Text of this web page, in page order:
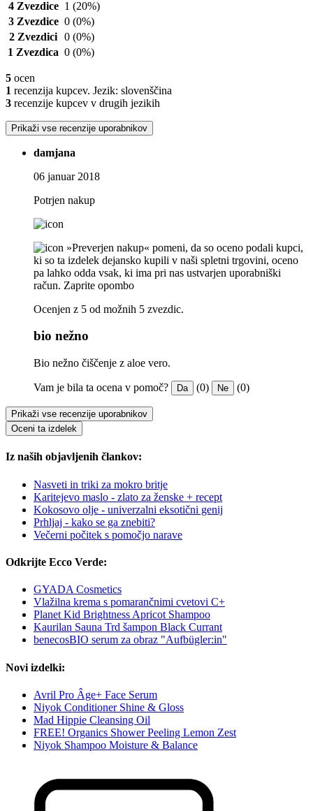
4 Zvezdice 1 (20%)
3 Zvezdice 0 (0%)
2 Zvezdici 0 (0%)
1 Zvezdica 0 (0%)
5 ocen
1 recenzija kupcev. Jezik: slovenščina
3 recenzije kupcev v drugih jezikih
Prikaži vse recenzije uporabnikov
damjana
06 januar 2018
Potrjen nakup
»Preverjen nakup« pomeni, da so oceno podali kupci,
ki so ta izdelek dejansko kupili v naši spletni trgovini, oceno
pa lahko odda vsak, ki ima pri nas ustvarjen uporabniški
račun. Zaprite opombo
Ocenjen z 5 od možnih 5 zvezdic.
bio nežno
Bio nežno čiščenje z aloe vero.
Vam je bila ta ocena v pomoč? Da (0) Ne (0)
Prikaži vse recenzije uporabnikov
Oceni ta izdelek
Iz naših objavljenih člankov:
Nasveti in triki za mokro britje
Karitejevo maslo - zlato za ženske + recept
Kokosovo olje - univerzalni eksotični genij
Prhljaj - kako se ga znebiti?
Večerni počitek s pomočjo narave
Odkrijte Ecco Verde:
GYADA Cosmetics
Vlažilna krema s pomarančnimi cvetovi C+
Planet Kid Brightness Apricot Shampoo
Kaurilan Sauna Trd šampon Black Currant
benecosBIO serum za obraz "Aufbügler:in"
Novi izdelki:
Avril Pro Âge+ Face Serum
Niyok Conditioner Shine & Gloss
Mad Hippie Cleansing Oil
FREE! Organics Shower Peeling Lemon Zest
Niyok Shampoo Moisture & Balance